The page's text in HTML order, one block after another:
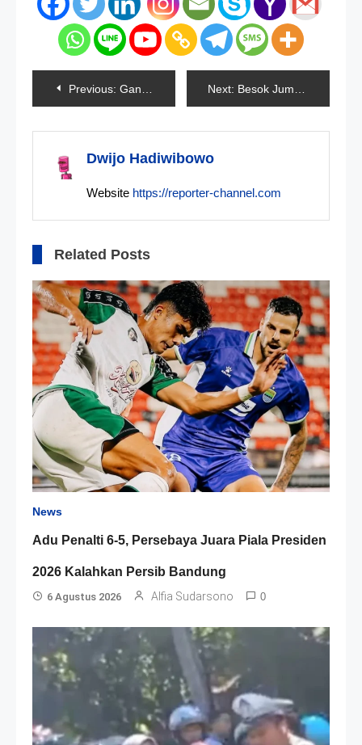
Navigasi
pos
Previous: Ganjar-Mahfud Daftar ke KPU Besok Next: Besok Jumat, Ketua KPK Diperiksa Polisi
Dwijo Hadiwibowo
Website https://reporter-channel.com
Related Posts
News
Adu Penalti 6-5, Persebaya Juara Piala Presiden
2026 Kalahkan Persib Bandung
6 Agustus 2026 Alfia Sudarsono 0